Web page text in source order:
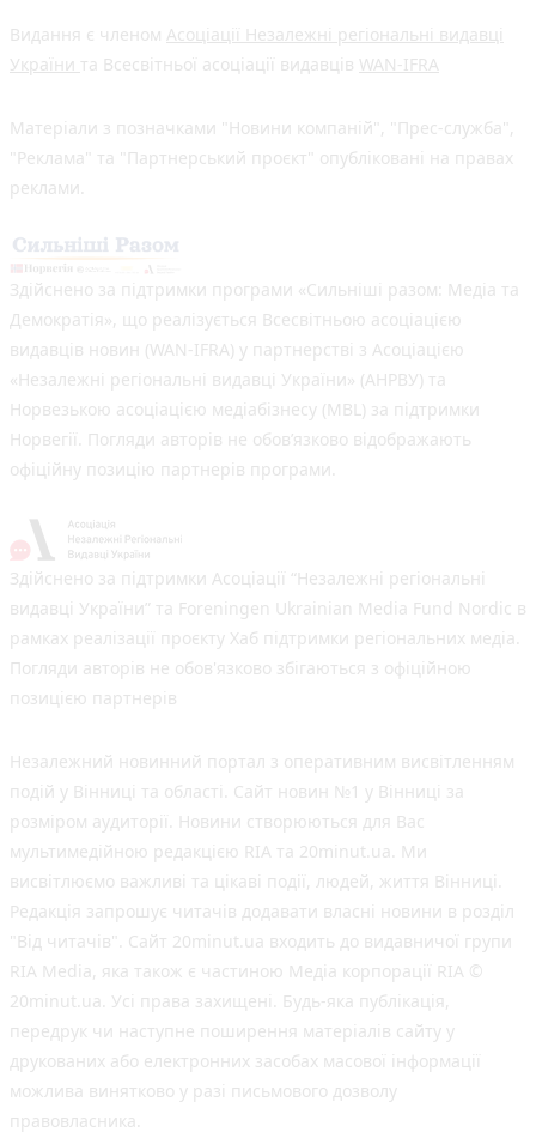
Видання є членом Асоціації Незалежні регіональні видавці
України та Всесвітньої асоціації видавців WAN-IFRA
Матеріали з позначками "Новини компаній", "Прес-служба",
"Реклама" та "Партнерський проєкт" опубліковані на правах
реклами.
Здійснено за підтримки програми «Сильніші разом: Медіа та
Демократія», що реалізується Всесвітньою асоціацією
видавців новин (WAN-IFRA) у партнерстві з Асоціацією
«Незалежні регіональні видавці України» (АНРВУ) та
Норвезькою асоціацією медіабізнесу (MBL) за підтримки
Норвегії. Погляди авторів не обов’язково відображають
офіційну позицію партнерів програми.
Здійснено за підтримки Асоціації “Незалежні регіональні
видавці України” та Foreningen Ukrainian Media Fund Nordic в
рамках реалізації проєкту Хаб підтримки регіональних медіа.
Погляди авторів не обов'язково збігаються з офіційною
позицією партнерів
Незалежний новинний портал з оперативним висвітленням
подій у Вінниці та області. Сайт новин №1 у Вінниці за
розміром аудиторії. Новини створюються для Вас
мультимедійною редакцією RIA та 20minut.ua. Ми
висвітлюємо важливі та цікаві події, людей, життя Вінниці.
Редакція запрошує читачів додавати власні новини в розділ
"Від читачів". Сайт 20minut.ua входить до видавничої групи
RIA Media, яка також є частиною Медіа корпорації RIA ©
20minut.ua. Усі права захищені. Будь-яка публiкацiя,
передрук чи наступне поширення матеріалів сайту у
друкованих або електронних засобах масової інформації
можлива винятково у разі письмового дозволу
правовласника.